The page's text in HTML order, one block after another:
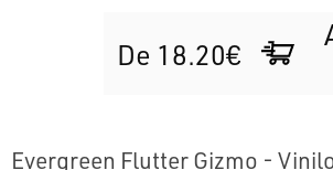
De 18.20€
Evergreen Flutter Gizmo -